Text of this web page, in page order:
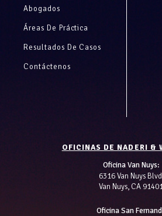
Abogados
Áreas De Práctica
Resultados De Casos
Contáctenos
OFICINAS DE NADERI &
Oficina Van Nuys:
6316 Van Nuys
Van Nuys, CA
Oficina San